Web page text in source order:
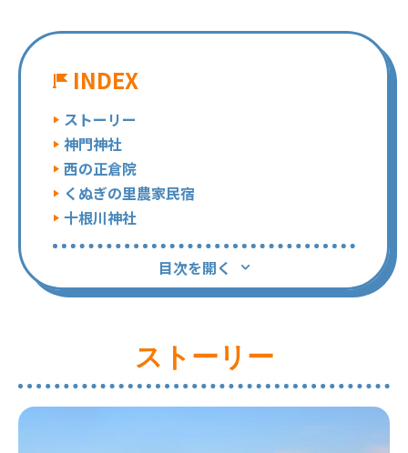
目次を開く
INDEX
ストーリー
神門神社
西の正倉院
くぬぎの里農家民宿
十根川神社
ストーリー